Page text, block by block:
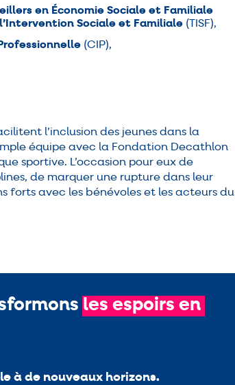
en Économie Sociale et Familiale
Sociale et Familiale (TISF),
(CIP),
l’inclusion des jeunes dans la
équipe avec la Fondation Decathlon
sportive. L’occasion pour eux de
de marquer une rupture dans leur
forts avec les bénévoles et les acteurs du
les espoirs en
à de nouveaux horizons.